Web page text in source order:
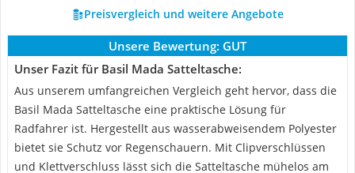
Preisvergleich und weitere Angebote
Unsere Bewertung: GUT
Unser Fazit für Basil Mada Satteltasche:
Aus unserem umfangreichen Vergleich geht hervor, dass die
Basil Mada Satteltasche eine praktische Lösung für
Radfahrer ist. Hergestellt aus wasserabweisendem Polyester
bietet sie Schutz vor Regenschauern. Mit Clipverschlüssen
und Klettverschluss lässt sich die Satteltasche mühelos am